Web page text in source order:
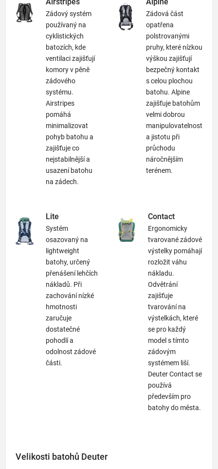
Zádový systém
používaný na
cyklistických
batozích, kde
ventilaci zajišťují
komory v pěně
zádového
systému.
Airstripes
pomáhá
minimalizovat
pohyb batohu a
zajišťuje co
nejstabilnější a
usazení batohu
na zádech.
Zádová část
opatřena
polstrovanými
pruhy, které nízkou
výškou zajišťují
bezpečný kontakt
s celou plochou
batohu. Alpine
zajišťuje batohům
velmi dobrou
manipulovatelnost
a jistotu při
průchodu
náročnějším
terénem.
Lite
Systém
osazovaný na
lightweight
batohy, určený
přenášení lehčích
nákladů. Při
zachování nízké
hmotnosti
zaručuje
dostatečné
pohodlí a
odolnost zádové
části.
Contact
Ergonomicky
tvarované zádové
výstelky pomáhají
rozložit váhu
nákladu.
Odvětrání
zajišťuje
tvarování na
výstelkách, které
se pro každý
model s tímto
zádovým
systémem liší.
Deuter Contact se
používá
především pro
batohy do města.
Velikosti batohů Deuter